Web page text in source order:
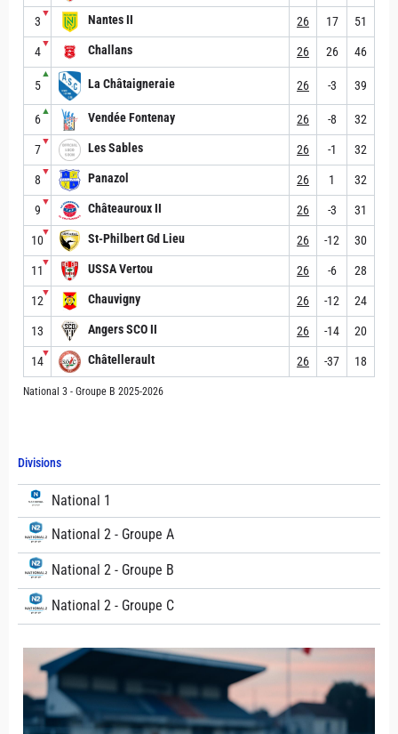
Divisions
National 1
National 2 - Groupe A
National 2 - Groupe B
National 2 - Groupe C
3
▼ Nantes II 26 17 51
4
▼ Challans 26 26 46
5
▲
La Châtaigneraie 26 -3 39
6
▲ Vendée Fontenay 26 -8 32
7
▼ Les Sables 26 -1 32
8
▼ Panazol 26 1 32
9
▼ Châteauroux II 26 -3 31
10
▼ St-Philbert Gd Lieu 26 -12 30
11
▼ USSA Vertou 26 -6 28
12
▼ Chauvigny 26 -12 24
13 Angers SCO II 26 -14 20
14
▼ Châtellerault 26 -37 18
National 3 - Groupe B 2025-2026